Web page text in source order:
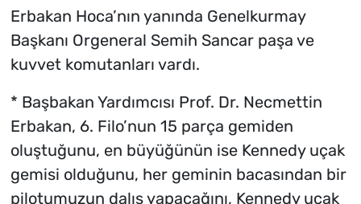
Erbakan Hoca’nın yanında Genelkurmay
Başkanı Orgeneral Semih Sancar paşa ve
kuvvet komutanları vardı.
* Başbakan Yardımcısı Prof. Dr. Necmettin
Erbakan, 6. Filo’nun 15 parça gemiden
oluştuğunu, en büyüğünün ise Kennedy uçak
gemisi olduğunu, her geminin bacasından bir
pilotumuzun dalış yapacağını, Kennedy uçak